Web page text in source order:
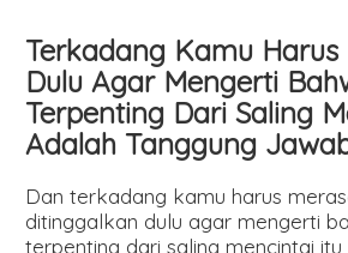
Terkadang Kamu
Dulu Agar Mengerti
Terpenting Dari Saling
Adalah Tanggung
Dan terkadang kamu harus
ditinggalkan dulu agar mengerti
terpenting dari saling mencintai